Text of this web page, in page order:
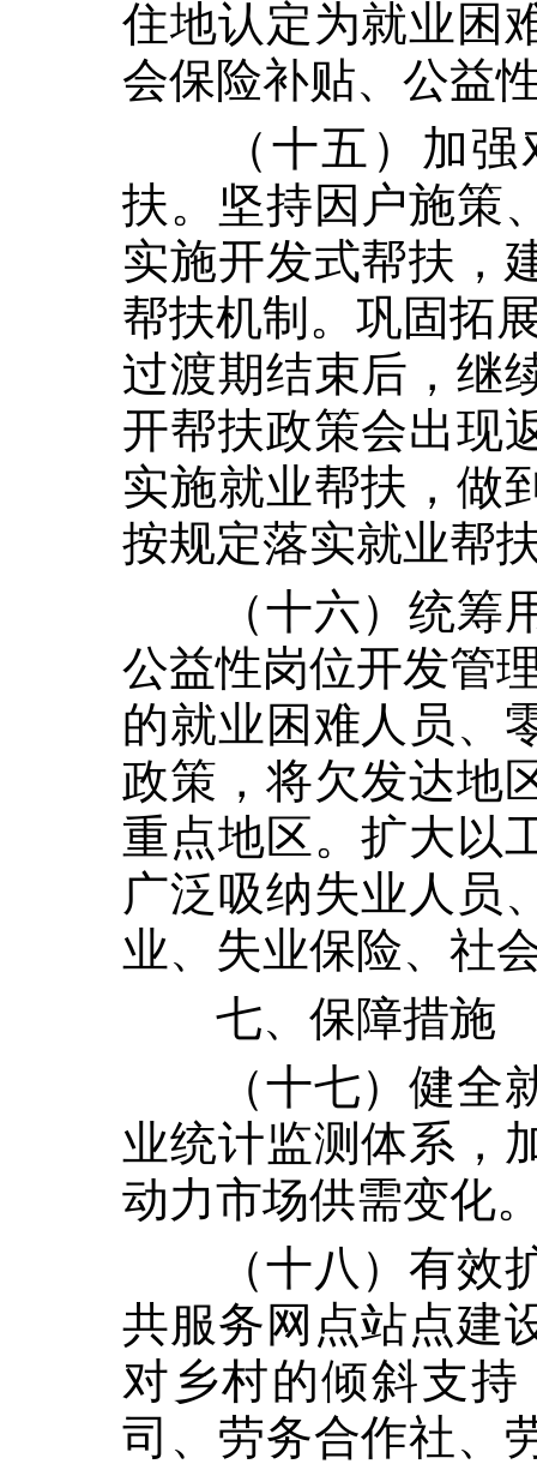
住地认定为就业困
会保险补贴、公益
（十五）加
扶。坚持因户施策
实施开发式帮扶，
帮扶机制。巩固拓
过渡期结束后，继
开帮扶政策会出现
实施就业帮扶，做
按规定落实就业帮
（十六）统
公益性岗位开发管
的就业困难人员、
政策，将欠发达地
重点地区。扩大以
广泛吸纳失业人员
业、失业保险、社
七、保障措施
（十七）健
业统计监测体系，
动力市场供需变化
（十八）有
共服务网点站点建
对乡村的倾斜支
司、劳务合作社、